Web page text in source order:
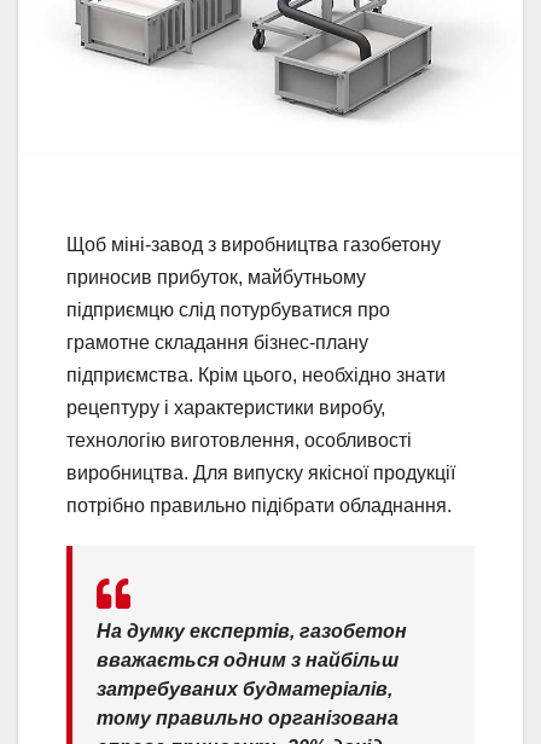
Щоб міні-завод з виробництва газобетону
приносив прибуток, майбутньому
підприємцю слід потурбуватися про
грамотне складання бізнес-плану
підприємства. Крім цього, необхідно знати
рецептуру і характеристики виробу,
технологію виготовлення, особливості
виробництва. Для випуску якісної продукції
потрібно правильно підібрати обладнання.
На думку експертів, газобетон
вважається одним з найбільш
затребуваних будматеріалів,
тому правильно організована